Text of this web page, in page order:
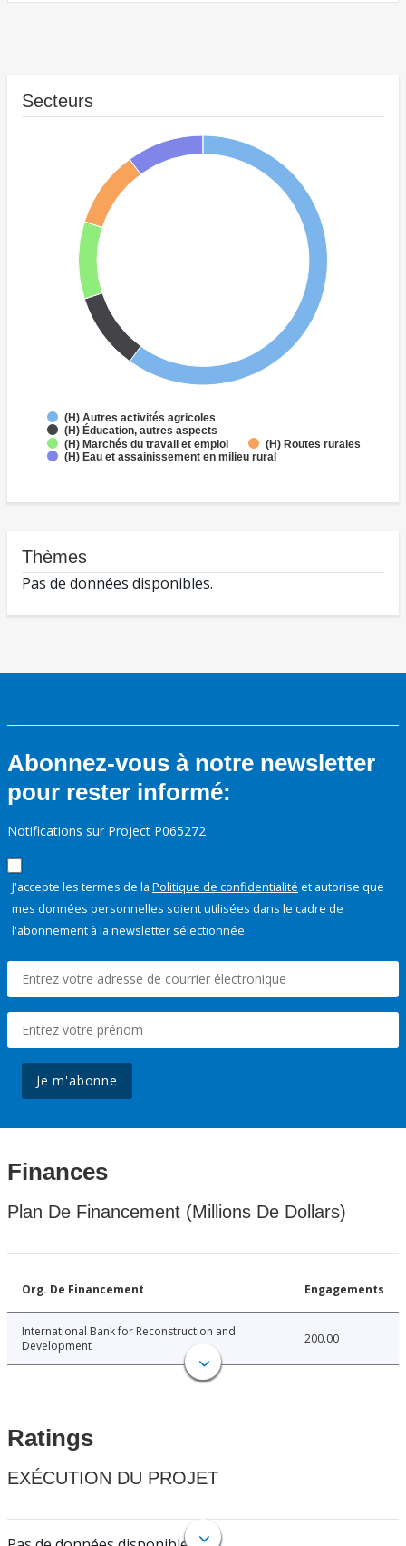
Secteurs
(H) Autres activités agricoles
(H) Éducation, autres aspects
(H) Marchés du travail et emploi
(H) Routes rurales
(H) Eau et assainissement en milieu rural
Thèmes
Pas de données disponibles.
Abonnez-vous à notre newsletter
pour rester informé:
Notifications sur Project P065272
J'accepte les termes de la Politique de confidentialité et autorise que
mes données personnelles soient utilisées dans le cadre de
l'abonnement à la newsletter sélectionnée.
Je m'abonne
Finances
Plan De Financement (Millions De Dollars)
Org. De Financement Engagements
International Bank for Reconstruction and
Development
200.00
Ratings
EXÉCUTION DU PROJET